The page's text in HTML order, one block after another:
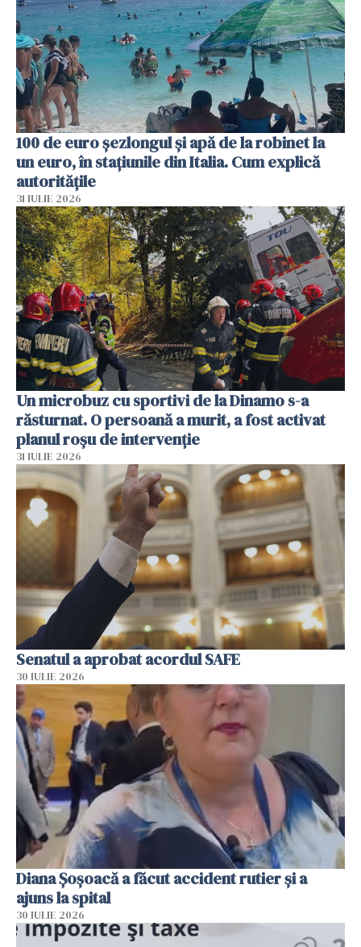
100 de euro șezlongul și apă de la robinet la
un euro, în stațiunile din Italia. Cum explică
autoritățile
31 IULIE 2026
Un microbuz cu sportivi de la Dinamo s-a
răsturnat. O persoană a murit, a fost activat
planul roșu de intervenție
31 IULIE 2026
Senatul a aprobat acordul SAFE
30 IULIE 2026
Diana Șoșoacă a făcut accident rutier și a
ajuns la spital
30 IULIE 2026